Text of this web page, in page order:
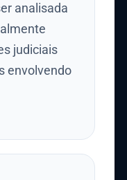
analisada
judiciais
envolvendo